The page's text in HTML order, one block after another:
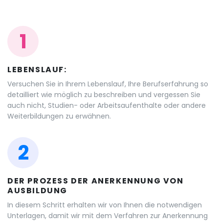
1
LEBENSLAUF:
Versuchen Sie in Ihrem Lebenslauf, Ihre Berufserfahrung so
detailliert wie möglich zu beschreiben und vergessen Sie
auch nicht, Studien- oder Arbeitsaufenthalte oder andere
Weiterbildungen zu erwähnen.
2
DER PROZESS DER ANERKENNUNG VON
AUSBILDUNG
In diesem Schritt erhalten wir von Ihnen die notwendigen
Unterlagen, damit wir mit dem Verfahren zur Anerkennung